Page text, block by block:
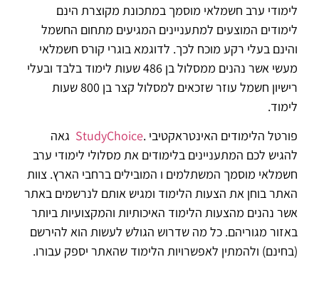
לימודי ערב חשמלאי מוסמך במתכונת מקוצרת הינם
לימודים המוצעים למתעניינים המגיעים מתחום החשמל
והינם בעלי רקע מוכח לכך. לדוגמא בוגרי קורס חשמלאי
מעשי אשר נהנים ממסלול בן 486 שעות לימוד בלבד ובעלי
רישיון חשמל עוזר שזכאים למסלול קצר בן 800 שעות
לימוד.
פורטל הלימודים האינטראקטיבי .StudyChoice גאה
להגיש לכם המתעניינים בלימודים את מסלולי לימודי ערב
חשמלאי מוסמך המשתלמים ו המובילים ברחבי הארץ. צוות
האתר בוחן את הצעות הלימוד ומגיש אותם לנרשמים באתר
אשר נהנים מהצעות הלימוד האיכותיות והמקצועיות ביותר
באזור מגוריהם. כל מה שדרוש הגולש לעשות הוא להירשם
(בחינם) ולהמתין לאפשרויות הלימוד שהאתר יספק עבורו.